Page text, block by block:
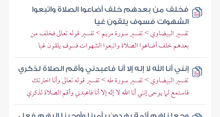
فخلف من بعدهم خلف أضاعوا الصلاة واتبعوا
الشهوات فسوف يلقون غيا
تفسير البيضاوي > تفسير سورة مريم > تفسير قوله تعالى فخلف من
بعدهم خلف أضاعوا الصلاة واتبعوا الشهوات فسوف يلقون غيا
إنني أنا الله لا إله إلا أنا فاعبدني وأقم الصلاة لذكري
تفسير البيضاوي > تفسير سورة طه > تفسير قوله تعالى وأنا اخترتك
فاستمع لما يوحى إنني أنا الله لا إله إلا أنا فاعبدني وأقم الصلاة لذكري